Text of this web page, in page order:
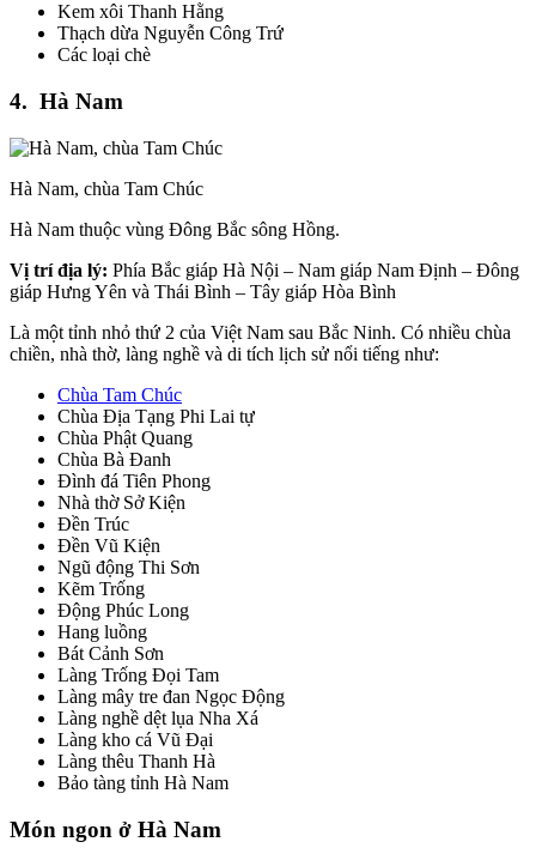
Kem xôi Thanh Hằng
Thạch dừa Nguyễn Công Trứ
Các loại chè
4. Hà Nam
Hà Nam, chùa Tam Chúc
Hà Nam thuộc vùng Đông Bắc sông Hồng.
Vị trí địa lý: Phía Bắc giáp Hà Nội – Nam giáp Nam Định – Đông
giáp Hưng Yên và Thái Bình – Tây giáp Hòa Bình
Là một tỉnh nhỏ thứ 2 của Việt Nam sau Bắc Ninh. Có nhiều chùa
chiền, nhà thờ, làng nghề và di tích lịch sử nổi tiếng như:
Chùa Tam Chúc
Chùa Địa Tạng Phi Lai tự
Chùa Phật Quang
Chùa Bà Đanh
Đình đá Tiên Phong
Nhà thờ Sở Kiện
Đền Trúc
Đền Vũ Kiện
Ngũ động Thi Sơn
Kẽm Trống
Động Phúc Long
Hang luồng
Bát Cảnh Sơn
Làng Trống Đọi Tam
Làng mây tre đan Ngọc Động
Làng nghề dệt lụa Nha Xá
Làng kho cá Vũ Đại
Làng thêu Thanh Hà
Bảo tàng tỉnh Hà Nam
Món ngon ở Hà Nam